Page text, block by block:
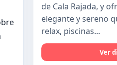
de Cala Rajada, y
elegante y sereno
relax, piscinas...
Ver